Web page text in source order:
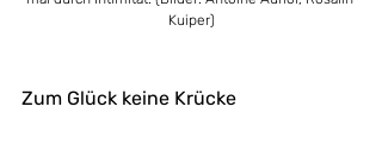
Kuiper)
Zum Glück keine Krücke